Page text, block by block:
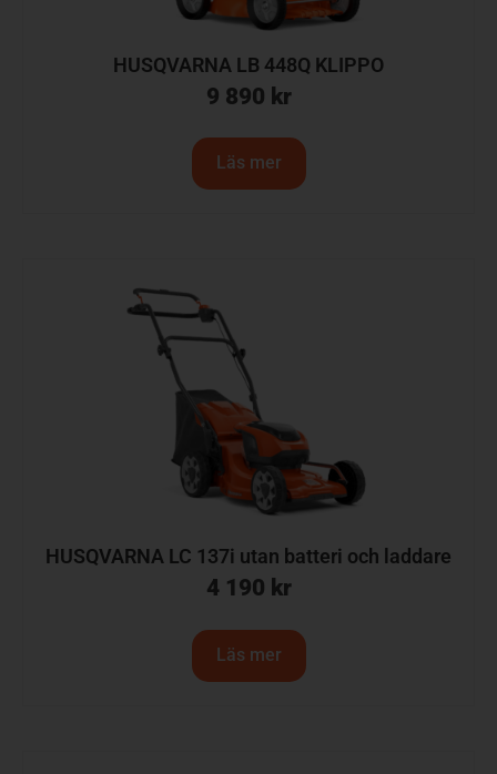
HUSQVARNA LB 448Q KLIPPO
9 890 kr
Läs mer
HUSQVARNA LC 137i utan batteri och laddare
4 190 kr
Läs mer